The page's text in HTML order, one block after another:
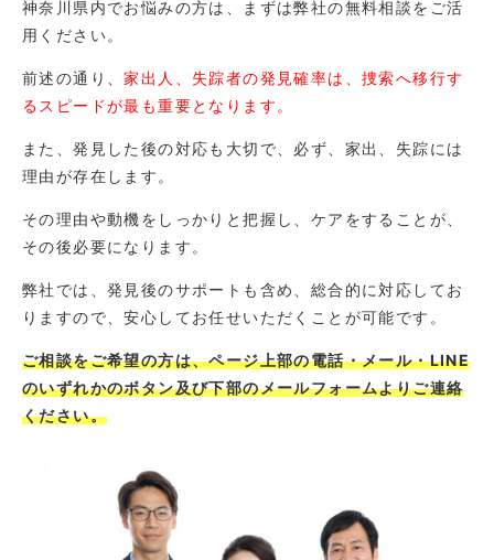
神奈川県内でお悩みの方は、まずは弊社の無料相談をご活
用ください。
前述の通り、家出人、失踪者の発見確率は、捜索へ移行す
るスピードが最も重要となります。
また、発見した後の対応も大切で、必ず、家出、失踪には
理由が存在します。
その理由や動機をしっかりと把握し、ケアをすることが、
その後必要になります。
弊社では、発見後のサポートも含め、総合的に対応してお
りますので、安心してお任せいただくことが可能です。
ご相談をご希望の方は、ページ上部の電話・メール・LINE
のいずれかのボタン及び下部のメールフォームよりご連絡
ください。